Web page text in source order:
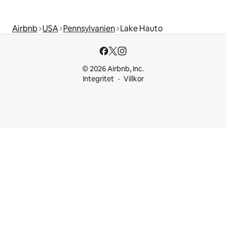
Airbnb USA Pennsylvanien Lake Hauto
© 2026 Airbnb, Inc.
Integritet
Villkor